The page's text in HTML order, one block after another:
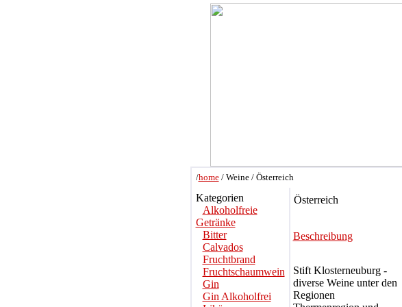
/home/ Weine / Österreich
Kategorien
Alkoholfreie
Getränke
Bitter
Calvados
Fruchtbrand
Fruchtschaumwein
Gin
Gin Alkoholfrei
Österreich
Beschreibung
Stift Klosterneuburg -
diverse Weine unter den
Regionen